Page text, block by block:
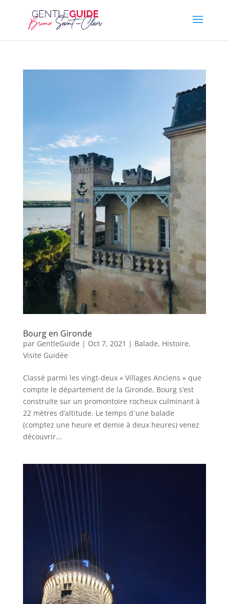
Bourg en Gironde
par GentleGuide | Oct 7, 2021 | Balade, Histoire,
Visite Guidée
Classé parmi les vingt-deux « Villages Anciens » que
compte le département de la Gironde, Bourg s’est
construite sur un promontoire rocheux culminant à
22 mètres d’altitude. Le temps d´une balade
(comptez une heure et demie à deux heures) venez
découvrir...